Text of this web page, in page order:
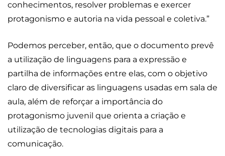
conhecimentos, resolver problemas e exercer
protagonismo e autoria na vida pessoal e coletiva.”
Podemos perceber, então, que o documento prevê
a utilização de linguagens para a expressão e
partilha de informações entre elas, com o objetivo
claro de diversificar as linguagens usadas em sala de
aula, além de reforçar a importância do
protagonismo juvenil que orienta a criação e
utilização de tecnologias digitais para a
comunicação.